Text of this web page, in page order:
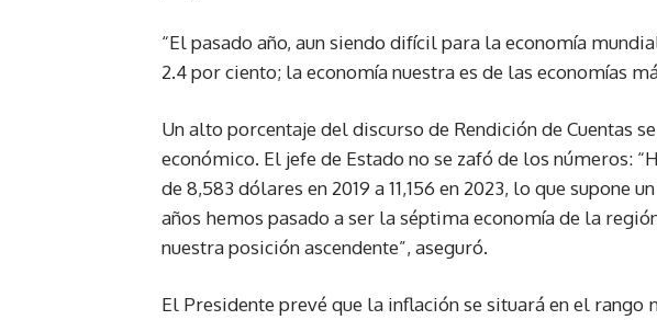
“El pasado año, aun siendo difícil para la economía
2.4 por ciento; la economía nuestra es de las economías
Un alto porcentaje del discurso de Rendición de Cuentas
económico. El jefe de Estado no se zafó de los números:
de 8,583 dólares en 2019 a 11,156 en 2023, lo que supone
años hemos pasado a ser la séptima economía de la
nuestra posición ascendente”, aseguró.
El Presidente prevé que la inflación se situará en el rango